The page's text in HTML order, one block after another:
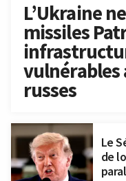
L’Ukraine
missiles
vulnérables
russes
Le
de